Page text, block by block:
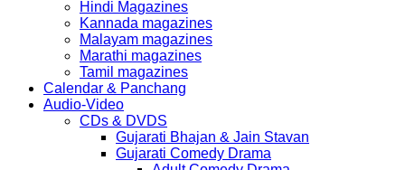
Hindi Magazines
Kannada magazines
Malayam magazines
Marathi magazines
Tamil magazines
Calendar & Panchang
Audio-Video
CDs & DVDS
Gujarati Bhajan & Jain Stavan
Gujarati Comedy Drama